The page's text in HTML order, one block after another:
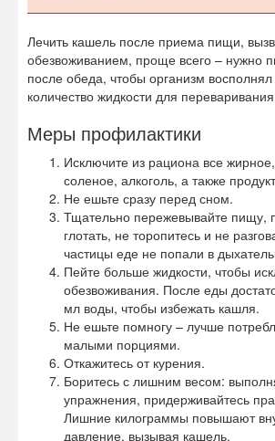
Лечить кашель после приема пищи,
обезвоживанием, проще всего – нужно
после обеда, чтобы организм
количество жидкости для
Меры профилактики
Исключите из рациона все
соленое, алкоголь, а также
Не ешьте сразу перед сном.
Тщательно пережевывайте пищу,
глотать, не торопитесь и не
частицы еде не попали в
Пейте больше жидкости, чтобы
обезвоживания. После еды
мл воды, чтобы избежать кашля.
Не ешьте помногу – лучше
малыми порциями.
Откажитесь от курения.
Боритесь с лишним весом:
упражнения, придерживайтесь
Лишние килограммы повышают
давление, вызывая кашель.